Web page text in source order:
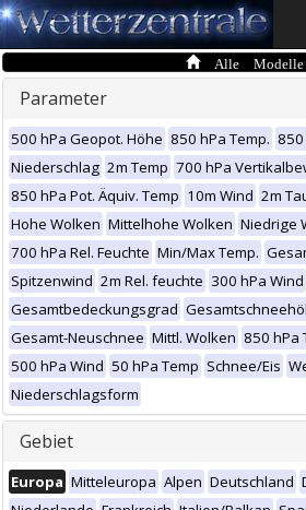
Alle Modelle
Parameter
500 hPa Geopot. Höhe 850 hPa Temp.
Niederschlag 2m Temp 700 hPa
850 hPa Pot. Äquiv. Temp 10m Wind 2m
Hohe Wolken Mittelhohe Wolken Niedrige
700 hPa Rel. Feuchte Min/Max Temp.
Spitzenwind 2m Rel. feuchte 300 hPa Wind
Gesamtbedeckungsgrad
Gesamt-Neuschnee Mittl. Wolken 850 hPa
500 hPa Wind 50 hPa Temp Schnee/Eis
Niederschlagsform
Gebiet
Europa Mitteleuropa Alpen Deutschland